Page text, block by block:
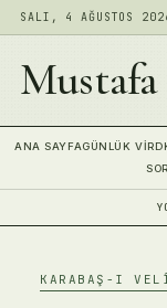
SALI, 4 AĞUSTOS
Mustafa
ANA SAYFAGÜNLÜK VIRD
KARABAŞ-I